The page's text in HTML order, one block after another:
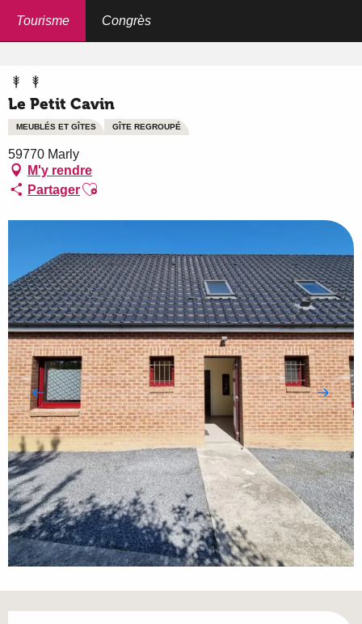
Tourisme Congrès
Le Petit Cavin
MEUBLÉS ET GÎTES GÎTE REGROUPÉ
59770 Marly
M'y rendre
PartagerAjouter aux favoris